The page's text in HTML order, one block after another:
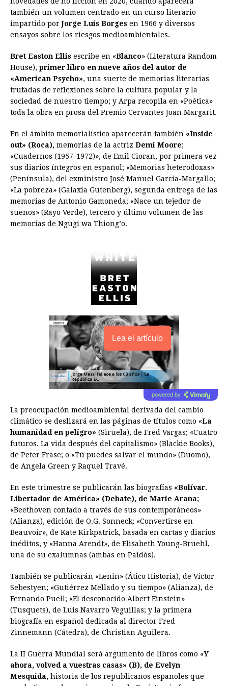
b
o
k
e
n
e
r
s
A
p
a
d
e
r
s
e
d
n
l
t
k
también un volumen centrado en un curso literario
impartido porJorge Luis Borges en 1966 y diversos
ensayos sobre los riesgos medioambientales.
Bret Easton Ellis escribe en «Blanco» (Literatura Random
House), primer libro en nueve años del autor de
«American Psycho», una suerte de memorias literarias
trufadas de reflexiones sobre la cultura popular y la
sociedad de nuestro tiempo; y Arpa recopila en «Poética»
toda la obra en prosa del Premio Cervantes Joan Margarit.
En el ámbito memorialístico aparecerán también «Inside
out» (Roca), memorias de la actriz Demi Moore;
«Cuadernos (1957-1972)», de Emil Cioran, por primera vez
sus diarios íntegros en español; «Memorias heterodoxas»
(Península), del exministro José Manuel García-Margallo;
«La pobreza» (Galaxia Gutenberg), segunda entrega de las
memorias de Antonio Gamoneda; «Nace un tejedor de
sueños» (Rayo Verde), tercero y último volumen de las
memorias de Ngugi wa Thiong’o.
Lea el artículo
powered by
La preocupación medioambiental derivada del cambio
climático se deslizará en las páginas de títulos como «La
humanidad en peligro» (Siruela), de Fred Vargas; «Cuatro
futuros. La vida después del capitalismo» (Blackie Books),
de Peter Frase; o «Tú puedes salvar el mundo» (Duomo),
de Angela Green y Raquel Travé.
En este trimestre se publicarán las biografías «Bolívar.
Libertador de América» (Debate), de Marie Arana;
«Beethoven contado a través de sus contemporáneos»
(Alianza), edición de O.G. Sonneck; «Convertirse en
Beauvoir», de Kate Kirkpatrick, basada en cartas y diarios
inéditos, y «Hanna Arendt», de Elisabeth Young-Bruehl,
una de su exalumnas (ambas en Paidós).
También se publicarán «Lenin» (Ático Historia), de Víctor
Sebestyen; «Gutiérrez Mellado y su tiempo» (Alianza), de
Fernando Puell; «El desconocido Albert Einstein»
(Tusquets), de Luis Navarro Veguillas; y la primera
biografía en español dedicada al director Fred
Zinnemann (Cátedra), de Christian Aguilera.
La II Guerra Mundial será argumento de libros como «Y
ahora, volved a vuestras casas» (B), de Evelyn
Mesquida, historia de los republicanos españoles que